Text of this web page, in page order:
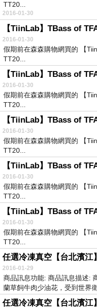
TT20...
2016-01-30
【TiinLab】TBass of
2016-01-30
假期前在森森購物網買的 【
TT20...
【TiinLab】TBass of
2016-01-30
假期前在森森購物網買的 【
TT20...
【TiinLab】TBass of
2016-01-30
假期前在森森購物網買的 【
TT20...
【TiinLab】TBass of
2016-01-30
假期前在森森購物網買的 【
TT20...
【TiinLab】TBass of
2016-01-30
假期前在森森購物網買的 【
TT20...
2016-01-29
商品訊息功能: 商品訊息描述:
蘭草飼牛肉少油花，受到世界衛